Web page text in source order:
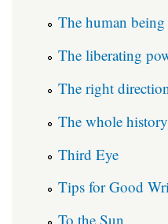
The human
The liberating
The right
The whole
Third Eye
Tips for Good
To the Sun